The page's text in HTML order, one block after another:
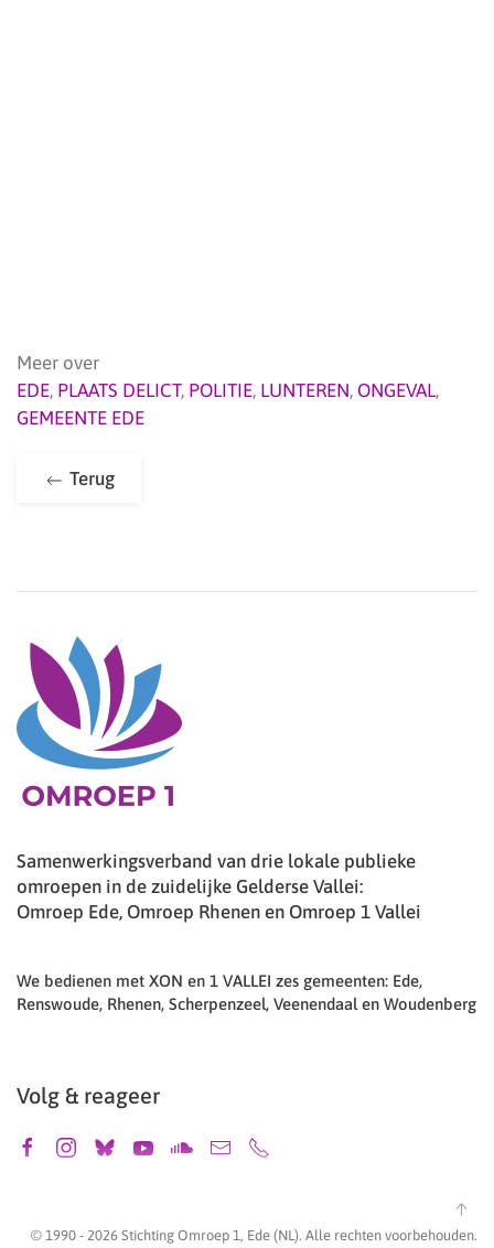
Meer over
EDE, PLAATS DELICT, POLITIE, LUNTEREN, ONGEVAL,
GEMEENTE EDE
Terug
Samenwerkingsverband van drie lokale publieke
omroepen in de zuidelijke Gelderse Vallei:
Omroep Ede, Omroep Rhenen en Omroep 1 Vallei
We bedienen met XON en 1 VALLEI zes gemeenten: Ede,
Renswoude, Rhenen, Scherpenzeel, Veenendaal en Woudenberg
Volg & reageer
© 1990 - 2026 Stichting Omroep 1, Ede (NL). Alle rechten voorbehouden.